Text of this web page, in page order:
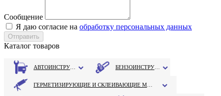
Сообщение
Я даю согласие на обработку персональных данных
Каталог товаров